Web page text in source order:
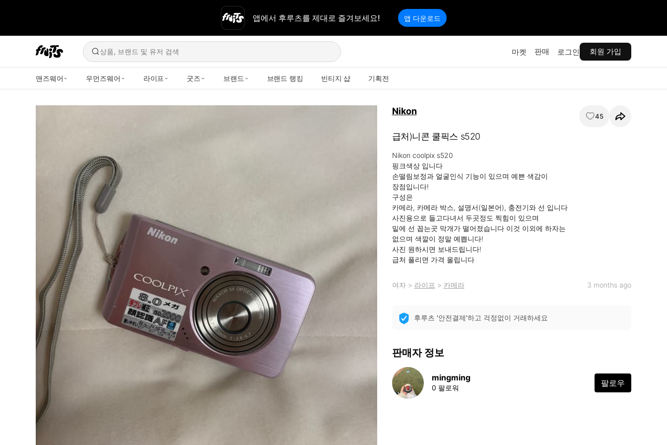
앱에서 후루츠를 제대로 즐겨보세요! 앱 다운로드
상품, 브랜드 및 유저 검색 마켓 판매 로그인 회원 가입
맨즈웨어 우먼즈웨어 라이프 굿즈 브랜드 브랜드 랭킹 빈티지 샵 기획전
Nikon 45
급처)니콘 쿨픽스 s520
Nikon coolpix s520
핑크색상 입니다
손떨림보정과 얼굴인식 기능이 있으며 예쁜 색감이
장점입니다!
구성은
카메라, 카메라 박스, 설명서(일본어), 충전기와 선 입니다
사진용으로 들고다녀서 두곳정도 찍힘이 있으며
밑에 선 꼽는곳 막개가 떨어졌습니다 이것 이외에 하자는
없으며 색깔이 정말 예쁩니다!
사진 원하시면 보내드립니다!
급처 풀리면 가격 올립니다
여자> 라이프 > 카메라 3 months ago
후루츠 '안전결제'하고 걱정없이 거래하세요
판매자 정보
mingming
0 팔로워 팔로우